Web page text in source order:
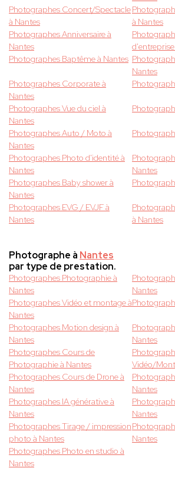
Photographes Concert/Spectacle
à Nantes
à Nantes
Photographes Anniversaire à
Nantes
Photographes Baptême à Nantes
Nantes
Photographes Corporate à
Nantes
Photographes Vue du ciel à
Nantes
Photographes Auto / Moto à
Nantes
Photographes Photo d'identité à
Nantes
Nantes
Photographes Baby shower à
Nantes
Photographes EVG / EVJF à
Nantes
à Nantes
Photographe à Nantes
par type de prestation.
Photographes Photographie à
Nantes
Nantes
Photographes Vidéo et montage à
Nantes
Photographes Motion design à
Nantes
Nantes
Photographes Cours de
Photographie à Nantes
Vidéo/
Photographes Cours de Drone à
Nantes
Nantes
Photographes IA générative à
Nantes
Nantes
Photographes Tirage / impression
photo à Nantes
Nantes
Photographes Photo en studio à
Nantes